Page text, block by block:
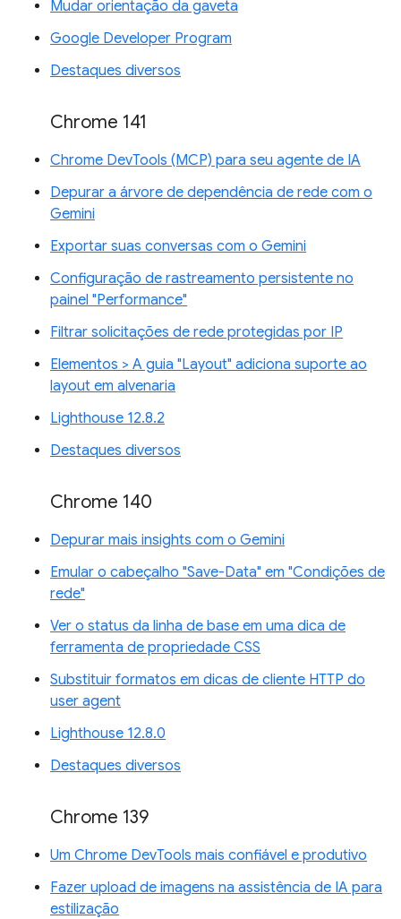
Mudar orientação da gaveta
Google Developer Program
Destaques diversos
Chrome 141
Chrome DevTools (MCP) para seu agente de IA
Depurar a árvore de dependência de rede com o
Gemini
Exportar suas conversas com o Gemini
Configuração de rastreamento persistente no
painel "Performance"
Filtrar solicitações de rede protegidas por IP
Elementos > A guia "Layout" adiciona suporte ao
layout em alvenaria
Lighthouse 12.8.2
Destaques diversos
Chrome 140
Depurar mais insights com o Gemini
Emular o cabeçalho "Save-Data" em "Condições de
rede"
Ver o status da linha de base em uma dica de
ferramenta de propriedade CSS
Substituir formatos em dicas de cliente HTTP do
user agent
Lighthouse 12.8.0
Destaques diversos
Chrome 139
Um Chrome DevTools mais confiável e produtivo
Fazer upload de imagens na assistência de IA para
estilização